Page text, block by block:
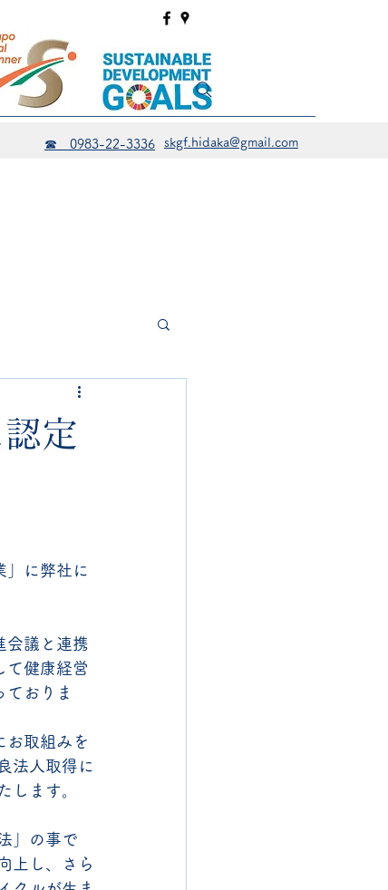
☎ 0983-22-3336 skgf.hidaka@gmail.com
定
」に弊社に
会議と連携
て健康経営
ておりま
お取組みを
法人取得に
します。
」の事で
上し、さら